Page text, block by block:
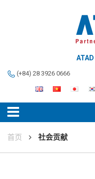
ATAD
(+84) 28 3926 0666
首页 社会贡献